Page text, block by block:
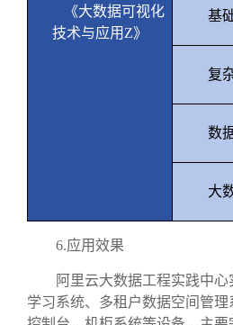
《大数据可视化
技术与应用 Z》
基
复
数
大
6.应用效果
阿里云大数据工程实践中
学习系统、多租户数据空间管